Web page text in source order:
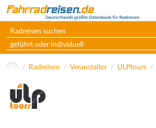
geführt oder individuell
Radreisen Veranstalter ULPtours